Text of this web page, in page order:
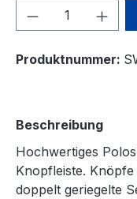
Produkt
Produktnummer:
Beschreibung
Hochwertiges
Knopfleiste.
doppelt geriegelte